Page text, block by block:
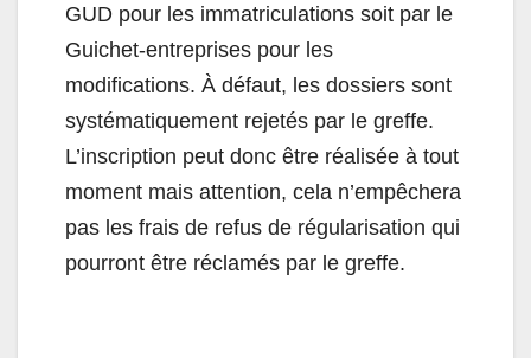
GUD pour les immatriculations soit par le
Guichet-entreprises pour les
modifications. À défaut, les dossiers sont
systématiquement rejetés par le greffe.
L’inscription peut donc être réalisée à tout
moment mais attention, cela n’empêchera
pas les frais de refus de régularisation qui
pourront être réclamés par le greffe.